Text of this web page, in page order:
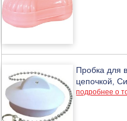
Пробка для
цепочкой,
подробнее о